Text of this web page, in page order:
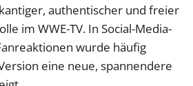
authentischer und freier
im WWE-TV. In Social-Media-
wurde häufig
eine neue, spannendere